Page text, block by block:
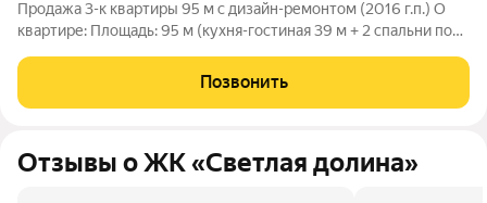
Продажа 3-к квартиры 95 м с дизайн-ремонтом (2016 г.п.) О
квартире: Площадь: 95 м (кухня-гостиная 39 м + 2 спальни по
Дизайнерский ремонт, дорогие материалы. Гардеробная + 2
шкафа-купе (много
Позвонить
Отзывы о ЖК «Светлая долина»